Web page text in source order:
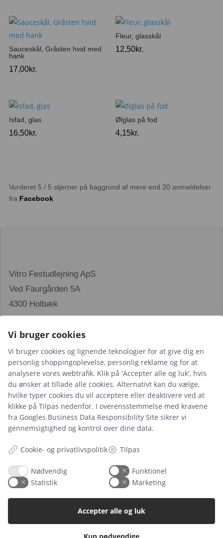
Sauceskål, Gråsten hvid med
hank
17,00kr.
Fleur, glasskål
12,50kr.
Isfad, glas
16,50kr.
Ølglas på fod
4,15kr.
Vurderet 5 / 5 stjerner på baggrund af mere end 20 anmeldelser
fra Facebook
Vitro Festudlejning ApS
Ved Faurgården 5A
4300 Holbæk
CVR. 46093364
Leje- og købsbetingelser
Cookie- og privatlivspolitik
Typiske spørgsmål
Manualer
Samarbejdspartnere
59 43 11 32
Vi bruger cookies
Vi bruger cookies og lignende teknologier for at give dig en
personlig shoppingoplevelse, personlig reklame og for at
analysere vores webtrafik. Klik på 'Accepter alle og luk', hvis
du ønsker at tillade alle cookies. Alternativt kan du vælge,
hvilke typer cookies du vil acceptere eller deaktivere ved at
klikke på Tilpas nedenfor. I overensstemmelse med kravene
fra Googles Business Data Responsibility Site sikrer vi
gennemsigtighed og kontrol over dine data.
Cookie- og privatlivspolitik Tilpas
Nødvendig
Funktionel
Statistik
Marketing
Accepter alle og luk